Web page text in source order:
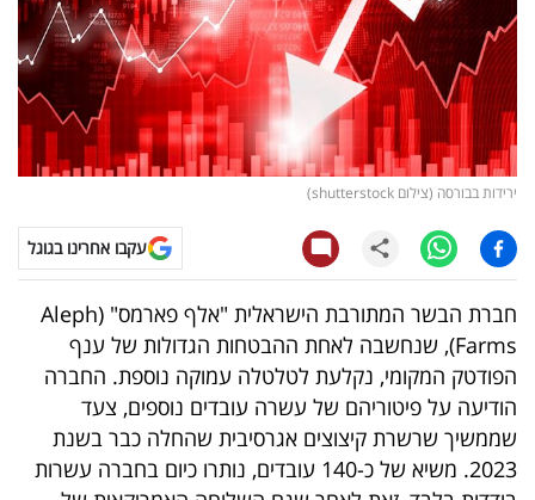
רכילות
עסקית
קריפטו
ויראלי
טלוויזיה
עסקי
ספורט
קריירה
ולימודים
מינויים
ירידות בבורסה (צילום shutterstock)
עקבו אחרינו בגוגל
חברת הבשר המתורבת הישראלית "אלף פארמס" (Aleph
Farms), שנחשבה לאחת ההבטחות הגדולות של ענף
הפודטק המקומי, נקלעת לטלטלה עמוקה נוספת. החברה
הודיעה על פיטוריהם של עשרה עובדים נוספים, צעד
שממשיך שרשרת קיצוצים אגרסיבית שהחלה כבר בשנת
2023. משיא של כ-140 עובדים, נותרו כיום בחברה עשרות